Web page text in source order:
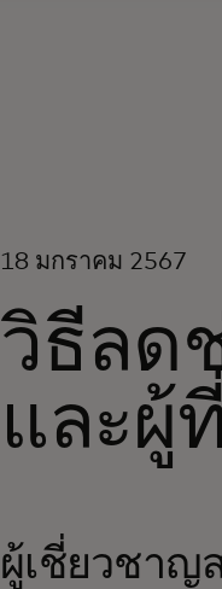
18 มกราคม 2567
วิธีลด
และผู้
ผู้เชี่ยวชาญ